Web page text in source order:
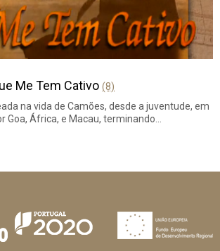
Me Tem Cativo (8)
na vida de Camões, desde a juventude, em
Goa, África, e Macau, terminando…